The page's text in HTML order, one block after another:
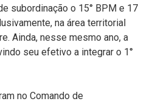
subordinação o 15° BPM e 17
na área territorial
Ainda, nesse mesmo ano, a
seu efetivo a integrar o 1°
no Comando de